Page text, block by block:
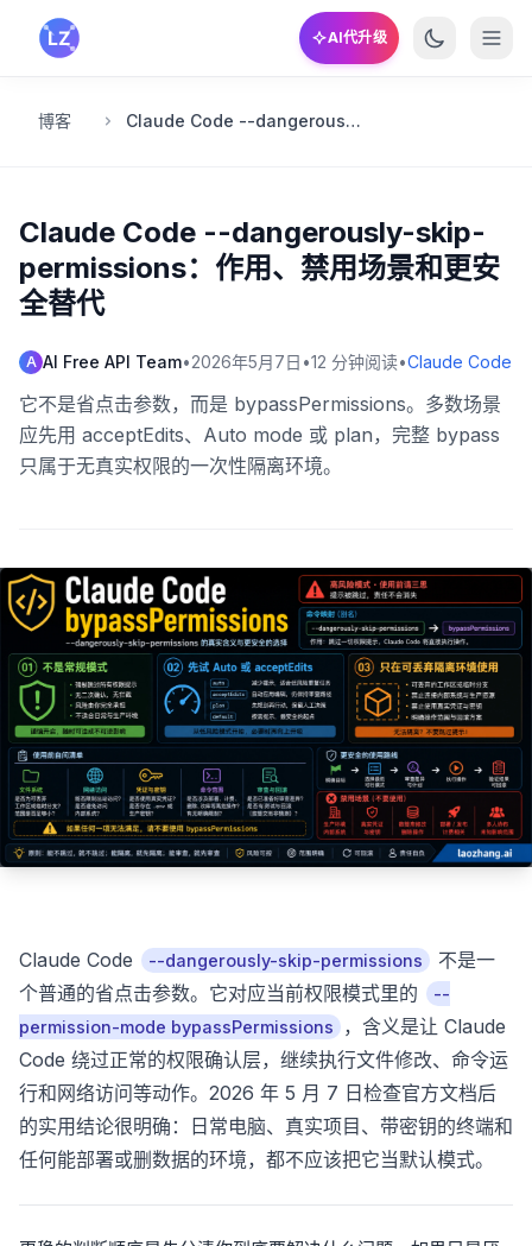
跳转到主要内容
AI代升级
博客 Claude Code --dangerously-skip-permissions：作用、禁用场景和更安全替代
Claude Code --dangerously-skip-
permissions：作用、禁用场景和更安
全替代
A AI Free API Team•2026年5月7日 •12 分钟阅读•Claude Code
它不是省点击参数，而是 bypassPermissions。多数场景
应先用 acceptEdits、Auto mode 或 plan，完整 bypass
只属于无真实权限的一次性隔离环境。
Claude Code --dangerously-skip-permissions
不是一
个普通的省点击参数。它对应当前权限模式里的
--
permission-mode bypassPermissions
，含义是让 Claude
Code 绕过正常的权限确认层，继续执行文件修改、命令运
行和网络访问等动作。2026 年 5 月 7 日检查官方文档后
的实用结论很明确：日常电脑、真实项目、带密钥的终端和
任何能部署或删数据的环境，都不应该把它当默认模式。